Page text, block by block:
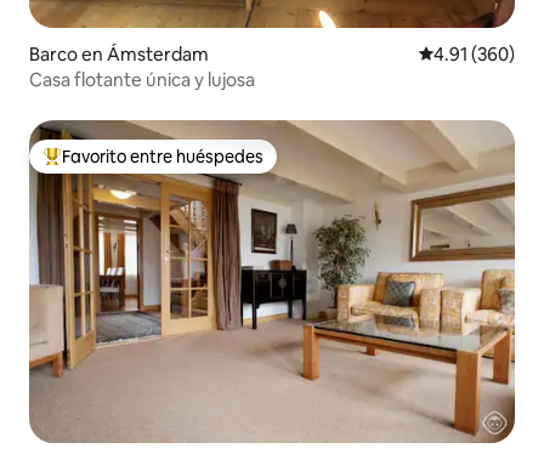
Barco en Ámsterdam Calificación
4.91 (360)
Casa flotante única y lujosa
De los mejores en Favorito entre huéspedes
Favorito entre huéspedes